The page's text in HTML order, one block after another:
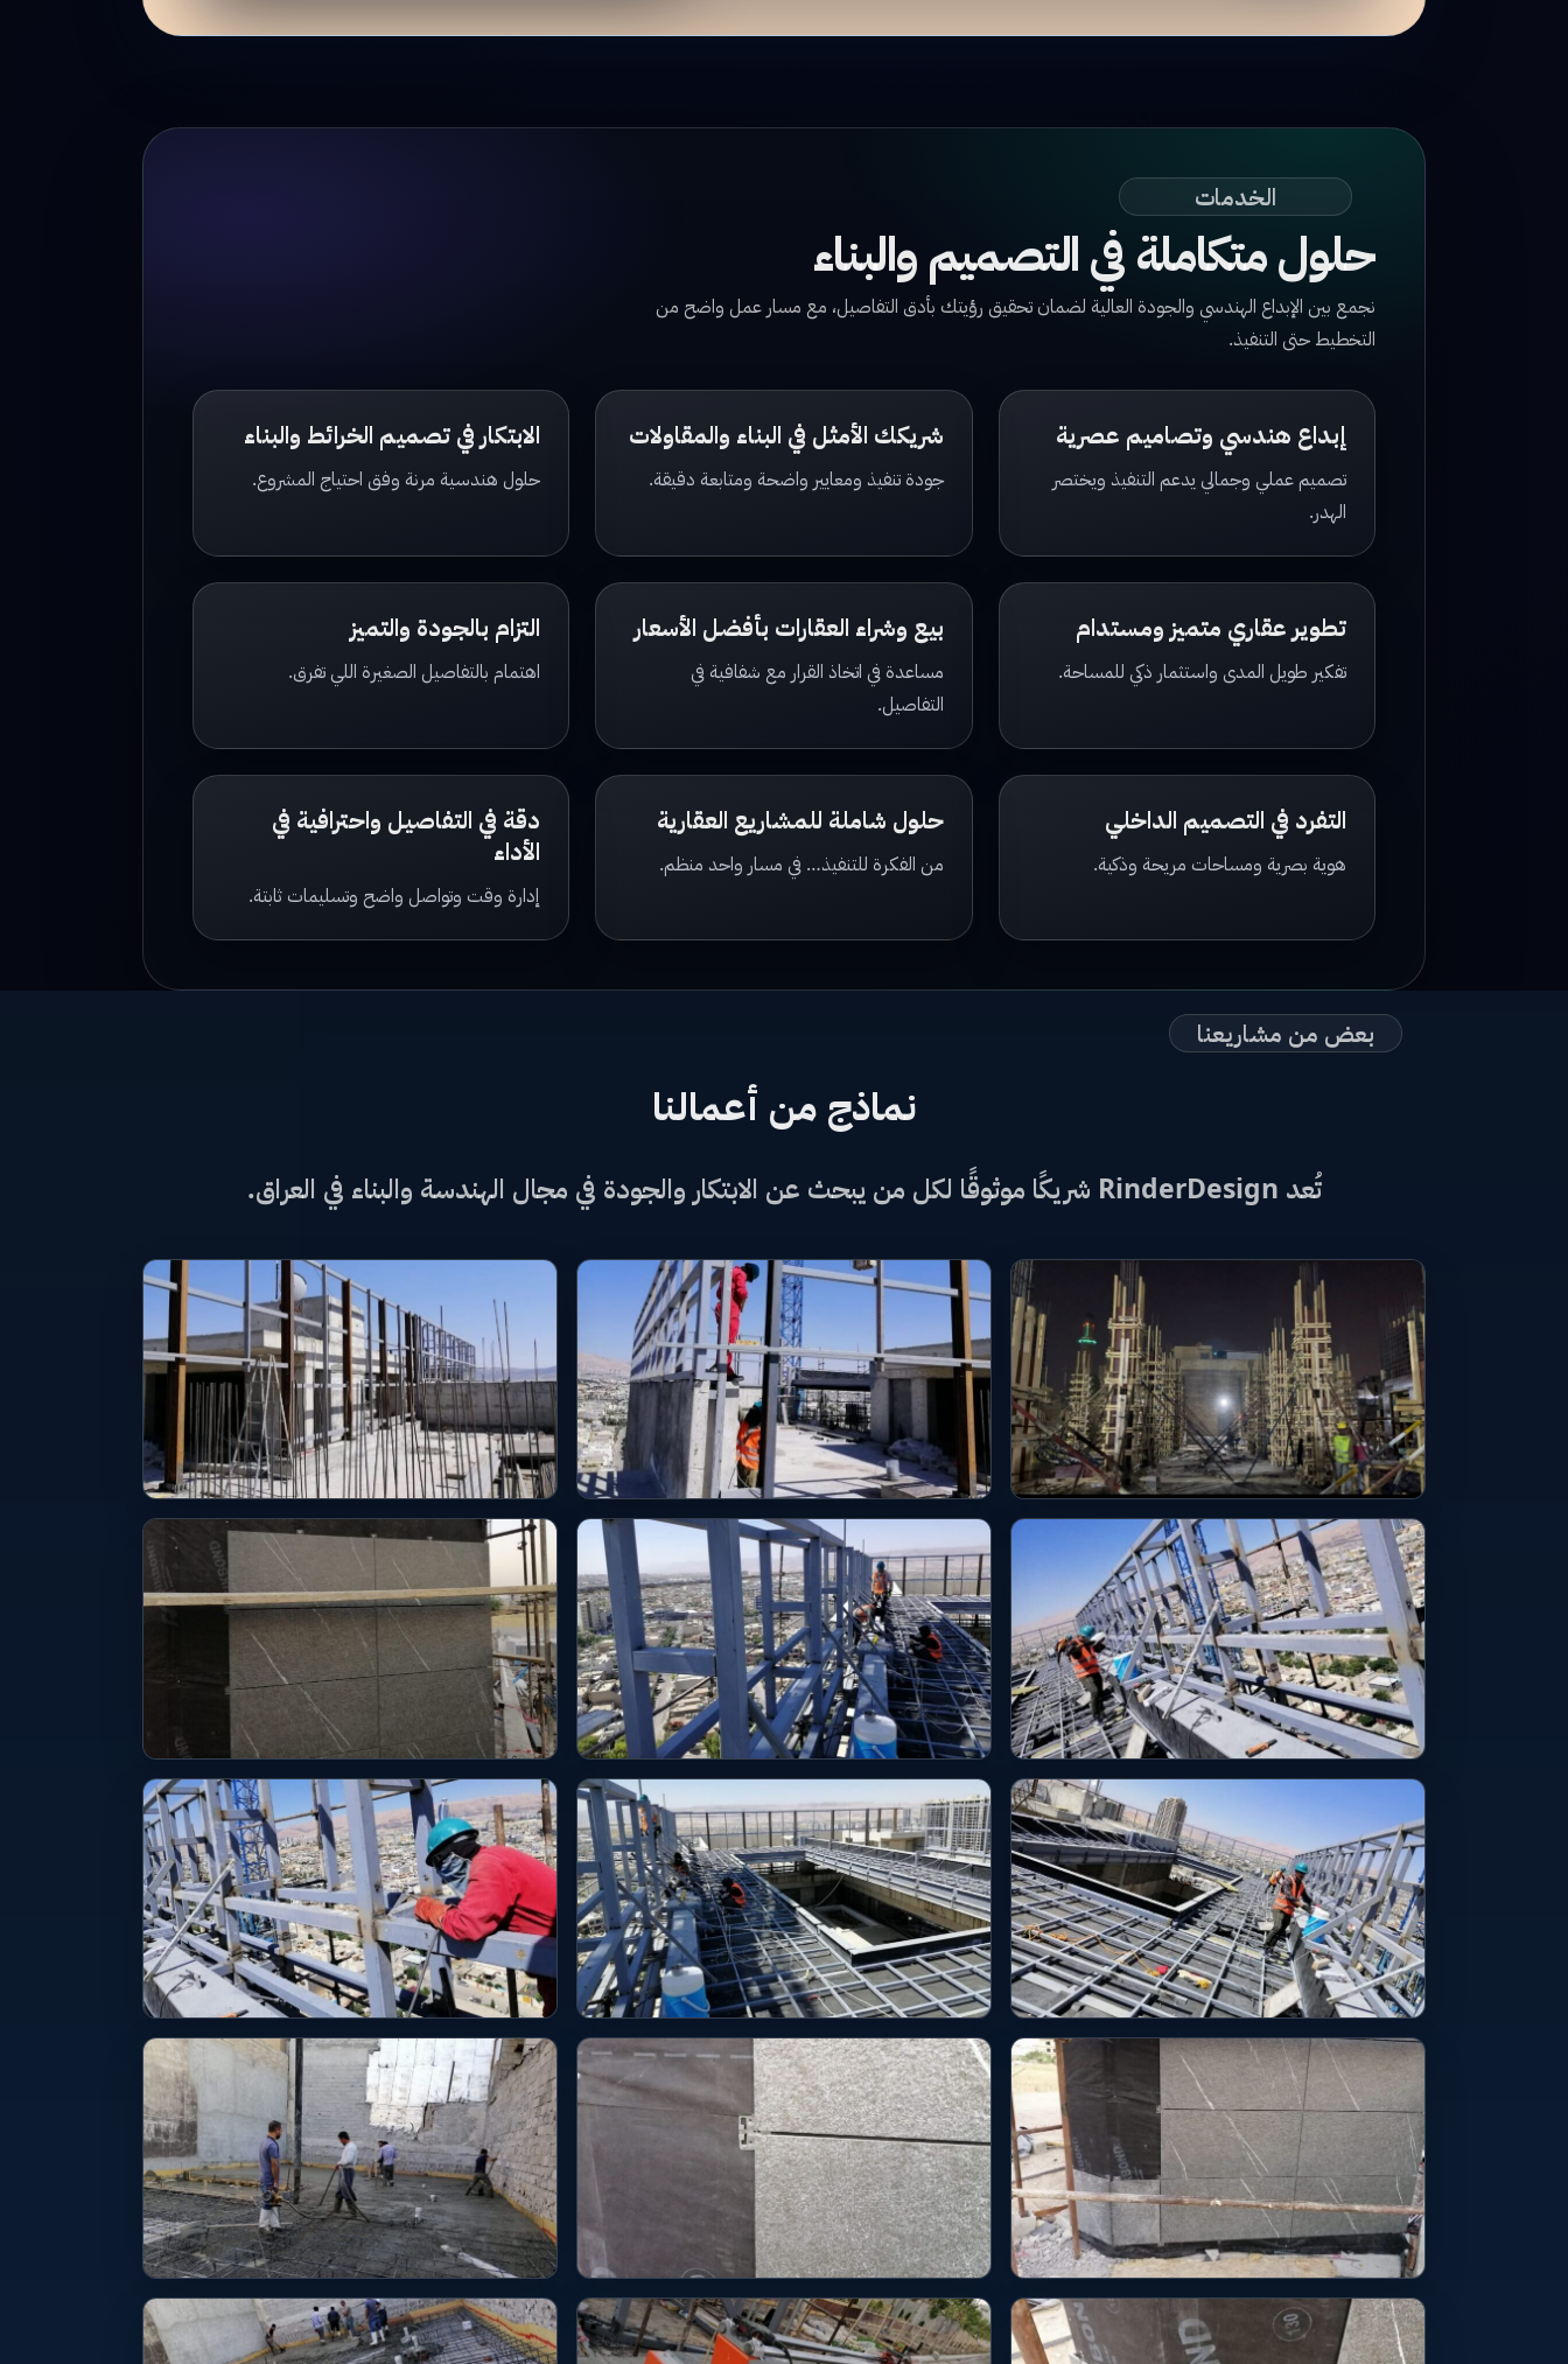
الخدمات
حلول متكاملة في التصميم والبناء
نجمع بين الإبداع الهندسي والجودة العالية لضمان تحقيق رؤيتك بأدق التفاصيل، مع مسار عمل واضح من
التخطيط حتى التنفيذ.
إبداع هندسي وتصاميم عصرية
تصميم عملي وجمالي يدعم التنفيذ ويختصر
الهدر.
شريكك الأمثل في البناء والمقاولات
جودة تنفيذ ومعايير واضحة ومتابعة دقيقة.
الابتكار في تصميم الخرائط والبناء
حلول هندسية مرنة وفق احتياج المشروع.
تطوير عقاري متميز ومستدام
تفكير طويل المدى واستثمار ذكي للمساحة.
بيع وشراء العقارات بأفضل الأسعار
مساعدة في اتخاذ القرار مع شفافية في
التفاصيل.
التزام بالجودة والتميز
اهتمام بالتفاصيل الصغيرة اللي تفرق.
التفرد في التصميم الداخلي
هوية بصرية ومساحات مريحة وذكية.
حلول شاملة للمشاريع العقارية
من الفكرة للتنفيذ… في مسار واحد منظم.
دقة في التفاصيل واحترافية في
الأداء
إدارة وقت وتواصل واضح وتسليمات ثابتة.
بعض من مشاريعنا
نماذج من أعمالنا
تُعد RinderDesign شريكًا موثوقًا لكل من يبحث عن الابتكار والجودة في مجال الهندسة والبناء في العراق.